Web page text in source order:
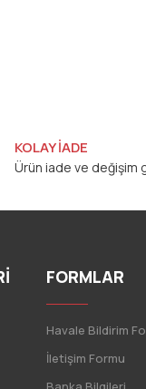
KOLAY İADE
Ürün iade ve değişim
FORMLAR
Havale Bildirim
İletişim Formu